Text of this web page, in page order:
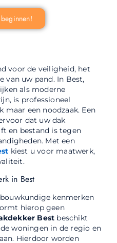
voor de veiligheid, het
van uw pand. In Best,
als moderne
is professioneel
maar een noodzaak. Een
dat uw dak
en bestand is tegen
Met een
kiest u voor maatwerk,
in Best
kenmerken
hierop geen
Best beschikt
woningen in de regio en
Hierdoor worden